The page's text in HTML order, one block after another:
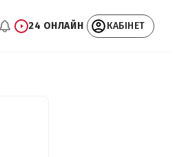
24 ОНЛАЙН КАБІНЕТ